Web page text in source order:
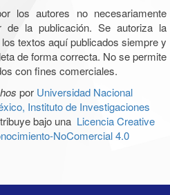
los autores no necesariamente
de la publicación. Se autoriza la
textos aquí publicados siempre y
de forma correcta. No se permite
con fines comerciales.
por Universidad Nacional
Instituto de Investigaciones
bajo una Licencia Creative
NoComercial 4.0